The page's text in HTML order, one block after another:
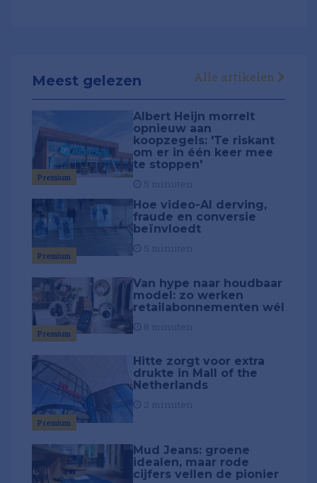
Meest gelezen Alle artikelen
Premium
Albert Heijn morrelt
opnieuw aan
koopzegels: 'Te riskant
om er in één keer mee
te stoppen'
Premium
Hoe video-AI derving,
fraude en conversie
beïnvloedt
Premium
Van hype naar houdbaar
model: zo werken
retailabonnementen wél
Premium
Hitte zorgt voor extra
drukte in Mall of the
Netherlands
Mud Jeans: groene
idealen, maar rode
cijfers vellen de pionier